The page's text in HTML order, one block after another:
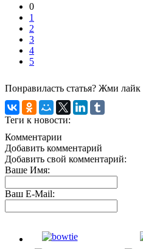
0
1
2
3
4
5
Понравиласть статья? Жми
Теги к новости:
Комментарии
Добавить комментарий
Добавить свой комментарий:
Ваше Имя:
Ваш E-Mail: